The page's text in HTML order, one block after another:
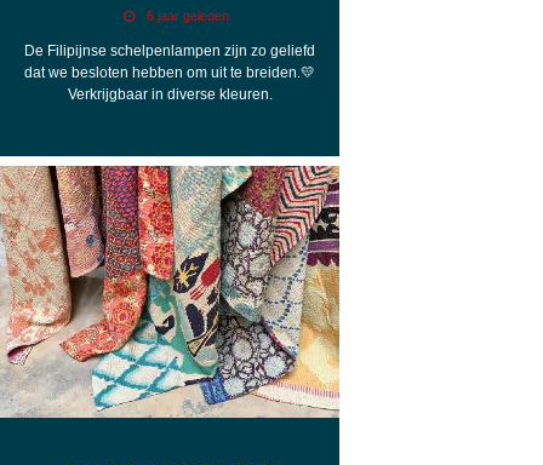
6 jaar geleden
De Filipijnse schelpenlampen zijn zo geliefd
dat we besloten hebben om uit te breiden.💛
Verkrijgbaar in diverse kleuren.